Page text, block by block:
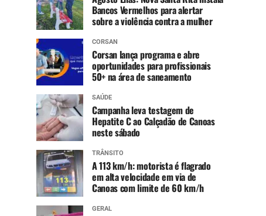
Bancos Vermelhos para alertar
sobre a violência contra a mulher
CORSAN
Corsan lança programa e abre
oportunidades para profissionais
50+ na área de saneamento
SAÚDE
Campanha leva testagem de
Hepatite C ao Calçadão de Canoas
neste sábado
TRÂNSITO
A 113 km/h: motorista é flagrado
em alta velocidade em via de
Canoas com limite de 60 km/h
GERAL